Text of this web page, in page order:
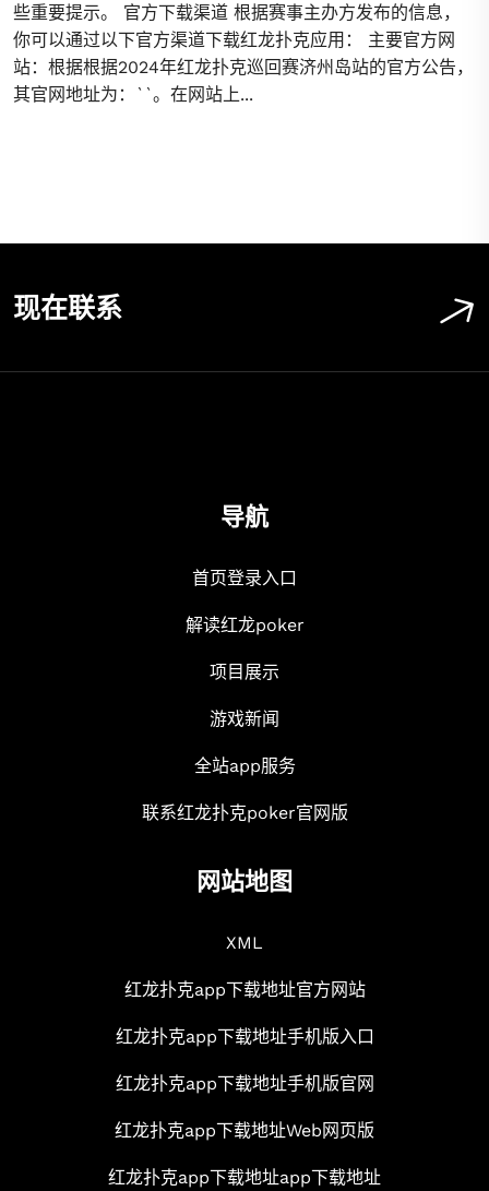
些重要提示。 官方下载渠道 根据赛事主办方发布的信息，
你可以通过以下官方渠道下载红龙扑克应用： 主要官方网
站：根据根据2024年红龙扑克巡回赛济州岛站的官方公告，
其官网地址为：``。在网站上...
现在联系
导航
首页登录入口
解读红龙poker
项目展示
游戏新闻
全站app服务
联系红龙扑克poker官网版
网站地图
XML
红龙扑克app下载地址官方网站
红龙扑克app下载地址手机版入口
红龙扑克app下载地址手机版官网
红龙扑克app下载地址Web网页版
红龙扑克app下载地址app下载地址